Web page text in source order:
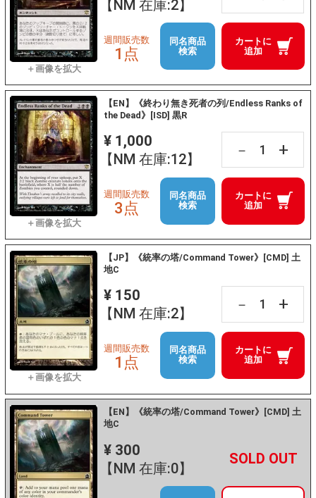
【NM 在庫:2】
カートに
追加
週間販売数
1点
同名商品
検索
【EN】《終わり無き死者の列/Endless Ranks of
the Dead》[ISD] 黒R
¥ 1,000
【NM 在庫:12】
－ +
カートに
追加
週間販売数
3点
同名商品
検索
【JP】《統率の塔/Command Tower》[CMD] 土
地C
¥ 150
【NM 在庫:2】
－ +
カートに
追加
週間販売数
1点
同名商品
検索
【EN】《統率の塔/Command Tower》[CMD] 土
地C
¥ 300
【NM 在庫:0】
－ +